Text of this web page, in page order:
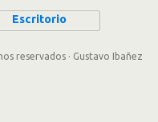
Escritorio
reservados · Gustavo Ibañez